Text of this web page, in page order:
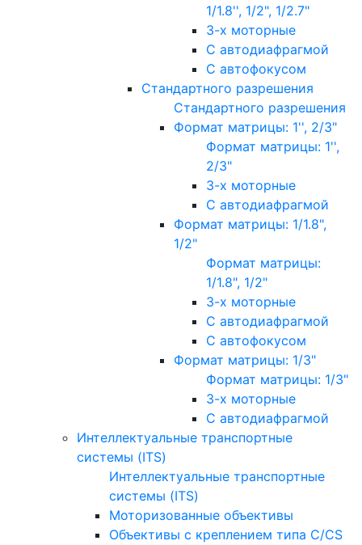
1/1.8'', 1/2", 1/2.7"
3-х моторные
С автодиафрагмой
С автофокусом
Стандартного разрешения
Стандартного разрешения
Формат матрицы: 1'', 2/3"
Формат матрицы: 1'',
2/3"
3-х моторные
С автодиафрагмой
Формат матрицы: 1/1.8",
1/2"
Формат матрицы:
1/1.8", 1/2"
3-х моторные
С автодиафрагмой
С автофокусом
Формат матрицы: 1/3"
Формат матрицы: 1/3"
3-х моторные
С автодиафрагмой
Интеллектуальные транспортные
системы (ITS)
Интеллектуальные транспортные
системы (ITS)
Моторизованные объективы
Объективы с креплением типа C/CS